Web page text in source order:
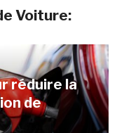
Voiture:
réduire la
de